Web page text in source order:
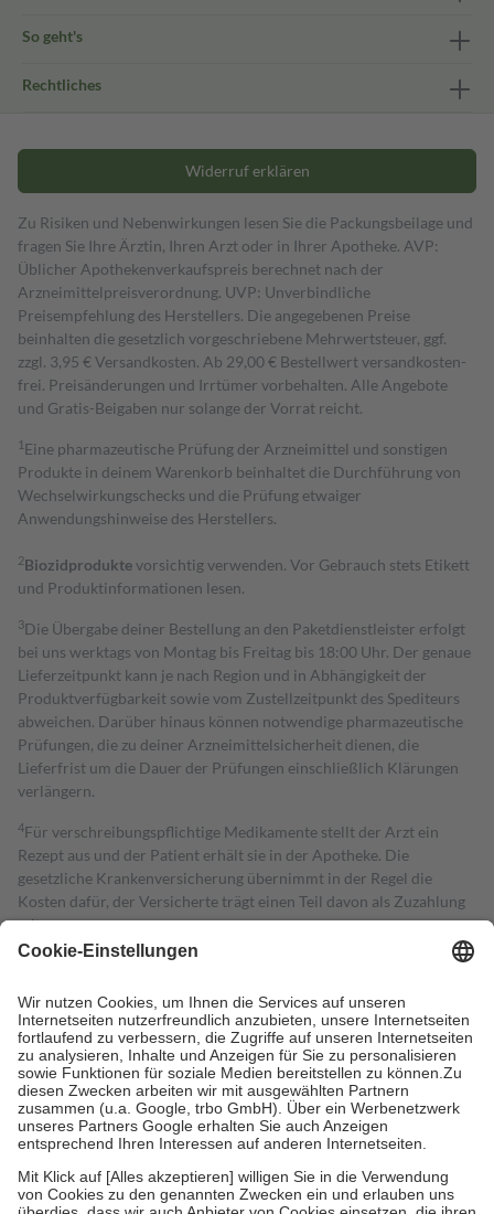
So geht's
Rechtliches
Widerruf erklären
Zu Risiken und Nebenwirkungen lesen Sie die Packungsbeilage und
fragen Sie Ihre Ärztin, Ihren Arzt oder in Ihrer Apotheke. AVP:
Üblicher Apothekenverkaufspreis berechnet nach der
Arzneimittelpreisverordnung. UVP: Unverbindliche
Preisempfehlung des Herstellers. Die angegebenen Preise
beinhalten die gesetzlich vorgeschriebene Mehrwertsteuer, ggf.
zzgl. 3,95 € Versandkosten. Ab 29,00 € Bestell­wert versand­kosten­
frei. Preisänderungen und Irrtümer vorbehalten. Alle Angebote
und Gratis-Beigaben nur solange der Vorrat reicht.
1 Eine pharmazeutische Prüfung der Arzneimittel und sonstigen
Produkte in deinem Warenkorb beinhaltet die Durchführung von
Wechselwirkungschecks und die Prüfung etwaiger
Anwendungshinweise des Herstellers.
2Biozidproduktevorsichtig verwenden. Vor Gebrauch stets Etikett
und Produktinformationen lesen.
3Die Übergabe deiner Bestellung an den Paketdienstleister erfolgt
bei uns werktags von Montag bis Freitag bis 18:00 Uhr. Der genaue
Lieferzeitpunkt kann je nach Region und in Abhängigkeit der
Produktverfügbarkeit sowie vom Zustellzeitpunkt des Spediteurs
abweichen. Darüber hinaus können notwendige pharmazeutische
Prüfungen, die zu deiner Arzneimittelsicherheit dienen, die
Lieferfrist um die Dauer der Prüfungen einschließlich Klärungen
verlängern.
4Für verschreibungspflichtige Medikamente stellt der Arzt ein
Rezept aus und der Patient erhält sie in der Apotheke. Die
gesetzliche Krankenversicherung übernimmt in der Regel die
Kosten dafür, der Versicherte trägt einen Teil davon als Zuzahlung
mit.
Grundsätzlich leisten Mitglieder Zuzahlungen in Höhe von zehn
höchstens zehn Euro.
Es sind jedoch nie mehr als die tatsächlichen
Kosten der Leistung zu entrichten.
Diese Regeln gelten grundsätzlich auch für Online-Apotheken.
Bei Heilmitteln und häuslicher Krankenpflege beträgt die
Zuzahlung zehn Prozent der Kosten sowie zehn Euro je
Verordnung.
Um das Engagement der Versicherten für ihre eigene Gesundheit zu
stärken und die besondere Stellung der Familie zu unterstützen,
fallenkeine Zuzahlungenan bei:
• Kindern und Jugendlichen bis zum vollendeten 18. Lebensjahr